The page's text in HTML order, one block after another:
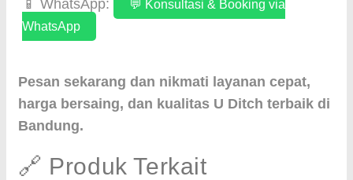
📱 WhatsApp:
💬 Konsultasi & Booking via
WhatsApp
Pesan sekarang dan nikmati layanan cepat,
harga bersaing, dan kualitas U Ditch terbaik di
Bandung.
🔗 Produk Terkait